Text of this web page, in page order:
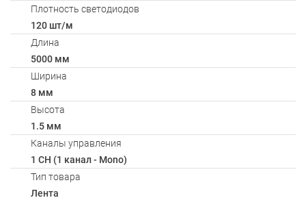
Плотность светодиодов
120 шт/м
Длина
5000 мм
Ширина
8 мм
Высота
1.5 мм
Каналы управления
1 CH (1 канал - Mono)
Тип товара
Лента